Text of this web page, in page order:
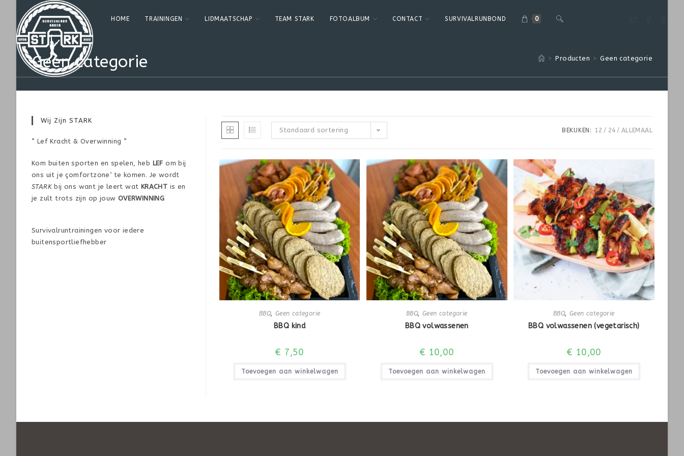
HOME TRAININGEN LIDMAATSCHAP TEAM STARK FOTOALBUM CONTACT SURVIVALRUNBOND 0
Geen categorie > Producten > Geen categorie
Standaard sortering BEKIJKEN: 12 24 ALLEMAAL
BBQ, Geen categorie
BBQ kind
€ 7,50
Toevoegen aan winkelwagen
BBQ, Geen categorie
BBQ volwassenen
€ 10,00
Toevoegen aan winkelwagen
BBQ,Geen categorie
BBQ volwassenen (vegetarisch)
€ 10,00
Toevoegen aan winkelwagen
Wij Zijn STARK
” Lef Kracht & Overwinning ”
Kom buiten sporten en spelen, heb LEF om bij
ons uit je çomfortzone’ te komen. Je wordt
STARK bij ons want je leert wat KRACHT is en
je zult trots zijn op jouw OVERWINNING
Survivalruntrainingen voor iedere
buitensportliefhebber